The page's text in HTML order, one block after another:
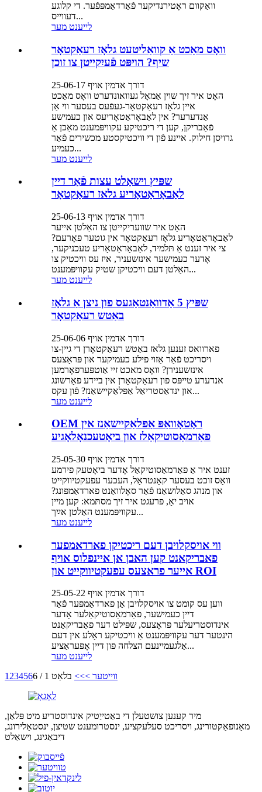
וואַקוום ראָטירנדיקער פֿאַרדאַמפּפֿער. די קלוגע
דעווייס...
לייענט מער
וואָס מאַכט אַ קוואַליטעט גלאָז רעאַקטאָר
שיף? הויפּט פֿעיִקייטן צו זוכן
דורך אדמין אויף 25-06-17
האָט איר זיך שוין אַמאָל געוואונדערט וואָס מאַכט
איין גלאָז רעאַקטאָר-געפֿעס בעסער ווי אַן
אַנדערער? אין לאַבאָראַטאָריעס און כעמישע
פֿאַבריקן, קען די ריכטיקע עקוויפּמענט מאַכן אַ
גרויסן חילוק. איינע פֿון די וויכטיקסטע מכשירים פֿאַר
כעמיע...
לייענט מער
שפּיץ וישאַלט עצות פֿאַר דיין
לאַבאָראַטאָריע גלאז רעאַקטאָר
דורך אדמין אויף 25-06-13
האָט איר שוועריקייטן צו האַלטן אייער
לאַבאָראַטאָריע גלאָז רעאַקטאָר אין גוטער פאָרעם?
צי איר זענט אַ תּלמיד, לאַבאָראַטאָריע טעכניקער,
אָדער כעמישער אינזשעניר, איז עס וויכטיק צו
האַלטן דעם וויכטיקן שטיק עקוויפּמענט...
לייענט מער
שפּיץ 5 אַדוואַנטאַגעס פון ניצן אַ גלאָז
באַטש רעאַקטאָר
דורך אדמין אויף 25-06-06
פארוואס זענען גלאז באַטש רעאַקטאָרן די גיין-צו
ויסריכט פֿאַר אַזוי פילע כעמיקער און פּראָצעס
אינזשענירן? וואָס מאכט זיי אַוטפּערפאָרמען
אנדערע טייפּס פון רעאַקטאָרן אין ביידע פאָרשונג
און ינדאַסטריאַל אַפּלאַקיישאַנז? פֿון עקס...
לייענט מער
OEM ראָטאָוואַפּ אַפּלאַקיישאַנז אין
פאַרמאַסוטיקאַלז און ביאָטעכנאָלאָגיע
דורך אדמין אויף 25-05-30
זענט איר אַ פאַרמאַסוטיקאַל אָדער ביאָטעק פירמע
וואָס זוכט בעסער קאָנטראָל, העכער עפעקטיווקייט
און מנהג סאַלושאַנז פֿאַר סאָלוואַנט פארדאַמפּונג?
אויב יאָ, פרעגט איר זיך מסתּמא: קען מיין
עקוויפּמענט האַלטן אײַך...
לייענט מער
ווי אויסקלויבן דעם ריכטיקן פארדאמפער
פאבריקאנט קען האבן אן איינפלוס אויף
אייער פראצעס עפעקטיווקייט און ROI
דורך אדמין אויף 25-05-22
ווען עס קומט צו אויסקלויבן אַן פארדאַמפּער פֿאַר
דיין כעמישער, פאַרמאַסוטיקאַלער אָדער
אינדוסטריעלער פּראָצעס, שפּילט דער פאַבריקאַנט
הינטער דער עקוויפּמענט אַ וויכטיקע ראָלע אין דעם
אַלגעמיינעם הצלחה פון דיין אָפּעראַציע...
לייענט מער
1 23456 ווייטער >>> בלאַט 1 / 6
מיר קענען צושטעלן די באַטייַטיק אינדוסטריע מיט פּלאַן,
מאַנופאַקטורינג, ויסריכט סעלעקציע, ינסטרומענט שטיצן, ינסטאַלירונג,
דיבאַגינג, וישאַלט